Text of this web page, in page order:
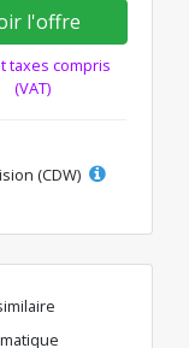
l'offre
taxes compris
(VAT)
(CDW)